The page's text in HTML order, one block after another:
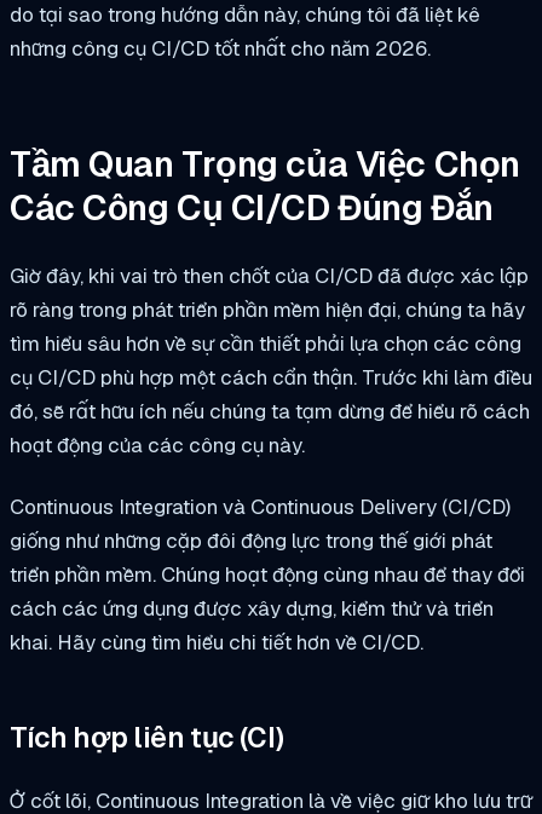
do tại sao trong hướng dẫn này, chúng tôi đã liệt kê
những công cụ CI/CD tốt nhất cho năm 2026.
Tầm Quan Trọng của Việc Chọn
Các Công Cụ CI/CD Đúng Đắn
Giờ đây, khi vai trò then chốt của CI/CD đã được xác lập
rõ ràng trong phát triển phần mềm hiện đại, chúng ta hãy
tìm hiểu sâu hơn về sự cần thiết phải lựa chọn các công
cụ CI/CD phù hợp một cách cẩn thận. Trước khi làm điều
đó, sẽ rất hữu ích nếu chúng ta tạm dừng để hiểu rõ cách
hoạt động của các công cụ này.
Continuous Integration và Continuous Delivery (CI/CD)
giống như những cặp đôi động lực trong thế giới phát
triển phần mềm. Chúng hoạt động cùng nhau để thay đổi
cách các ứng dụng được xây dựng, kiểm thử và triển
khai. Hãy cùng tìm hiểu chi tiết hơn về CI/CD.
Tích hợp liên tục (CI)
Ở cốt lõi, Continuous Integration là về việc giữ kho lưu trữ